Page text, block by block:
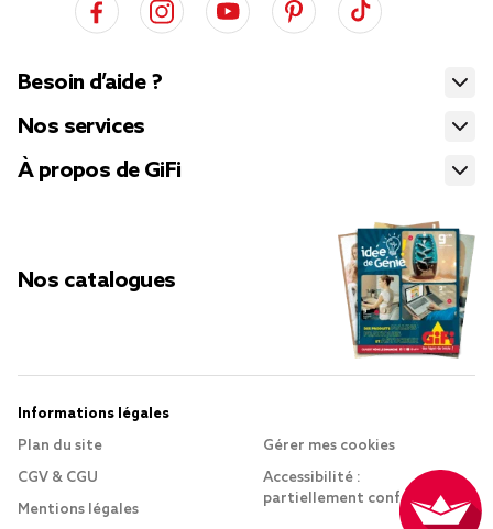
Besoin d’aide ?
Nos services
À propos de GiFi
Nos catalogues
Informations légales
Plan du site
CGV & CGU
Mentions légales
Gérer mes cookies
Accessibilité :
partiellement conforme